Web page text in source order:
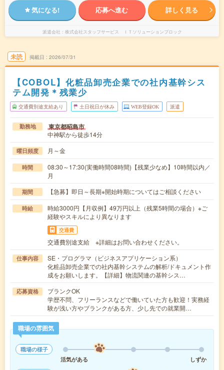
気になる! 応募へ進む 詳しく見る
派遣会社 株式会社スタッフサービス ＩＴソリューションブロック
未読 掲載日 2026/07/31
【COBOL】化粧品卸売企業での社内基幹シス
テム開発＊残業少
交通費別途支給あり 土日祝日が休み WEB登録OK 派遣
勤務地 東京都昭島市
中神駅から徒歩14分
曜日頻度 月～金
時間
08:30～17:30(実働時間08時間)【残業少なめ】10時間以内／
月
期間 【急募】即日～長期※開始時期についてはご相談ください
時給
時給3000円【月収例】49万円以上（残業5時間の場合）※ご
経験やスキルにより異なります
交通費
交通費別途支給 ※詳細はお問い合わせください。
仕事内容
SE・プログラマ（ビジネスアプリケーション系）
化粧品卸売企業での社内基幹システムの解析/ドキュメント作
成をお願いします。【詳細】物流関連の基幹シス…
応募資格
ブランクOK
学歴不問、フリーランスなどで働いていた方も歓迎！実務経
験が浅い方やブランクがある方、少し先での就業開…
職場の雰囲気
職場の様子
活気がある
しずか